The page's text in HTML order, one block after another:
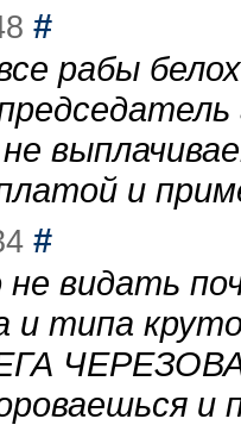
#
рабы
и
#
не видать
и типа